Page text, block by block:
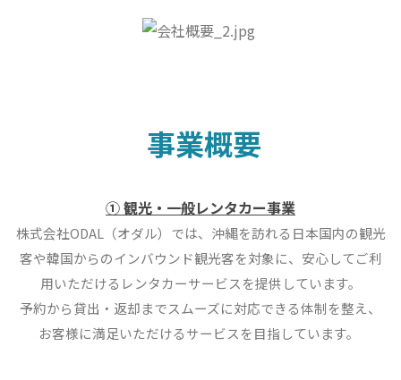
事業概要
① 観光・一般レンタカー事業
株式会社ODAL（オダル）では、沖縄を訪れる日本国内の観光
客や韓国からのインバウンド観光客を対象に、安心してご利
用いただけるレンタカーサービスを提供しています。
予約から貸出・返却までスムーズに対応できる体制を整え、
お客様に満足いただけるサービスを目指しています。